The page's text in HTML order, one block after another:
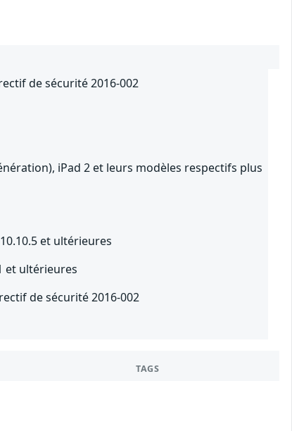
de sécurité 2016-002
iPad 2 et leurs modèles respectifs plus
et ultérieures
et ultérieures
de sécurité 2016-002
TAGS